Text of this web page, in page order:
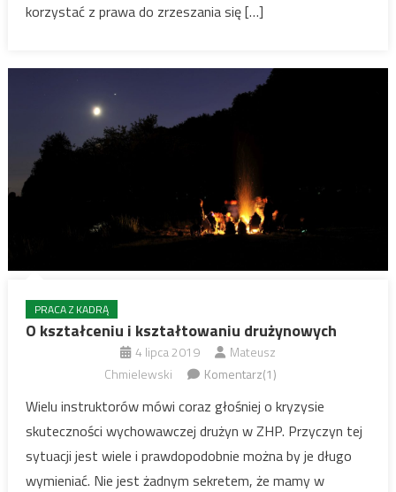
korzystać z prawa do zrzeszania się […]
PRACA Z KADRĄ
O kształceniu i kształtowaniu drużynowych
4 lipca 2019
Mateusz
Chmielewski
Komentarz(1)
Wielu instruktorów mówi coraz głośniej o kryzysie
skuteczności wychowawczej drużyn w ZHP. Przyczyn tej
sytuacji jest wiele i prawdopodobnie można by je długo
wymieniać. Nie jest żadnym sekretem, że mamy w